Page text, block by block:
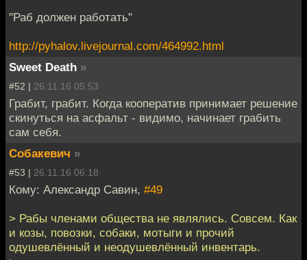
"Раб должен работать"
http://pyhalov.livejournal.com/464992.html
Sweet Death »
#52 | 26.11.16 05:53
Грабит, грабит. Когда кооператив принимает решение
скинуться на асфальт - видимо, начинает грабить
сам себя.
Собакевич »
#53 | 26.11.16 06:18
Кому: Александр Савин, #49
> Рабы членами общества не являлись. Совсем. Как
и козы, повозки, собаки, мотыги и прочий
одушевлённый и неодушевлённый инвентарь.